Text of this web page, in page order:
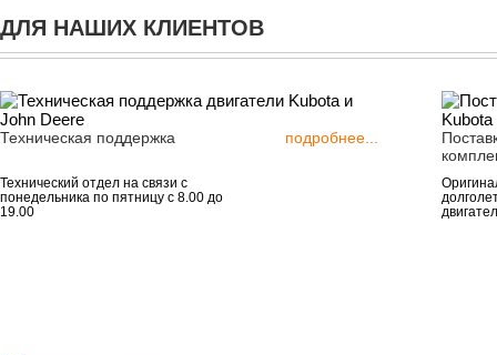
ДЛЯ НАШИХ КЛИЕНТОВ
Техническая поддержка
Технический отдел на связи с
понедельника по пятницу с 8.00 до
19.00
подробнее...